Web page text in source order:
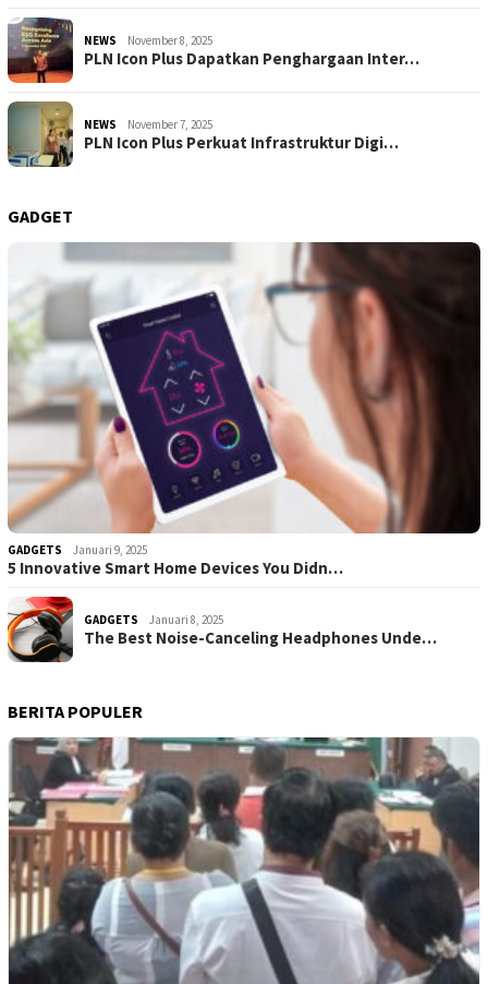
NEWS November 8, 2025
PLN Icon Plus Dapatkan Penghargaan Inter…
NEWS November 7, 2025
PLN Icon Plus Perkuat Infrastruktur Digi…
GADGET
GADGETS Januari 9, 2025
5 Innovative Smart Home Devices You Didn…
GADGETS Januari 8, 2025
The Best Noise-Canceling Headphones Unde…
BERITA POPULER